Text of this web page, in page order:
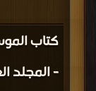
كتاب
- المجلد